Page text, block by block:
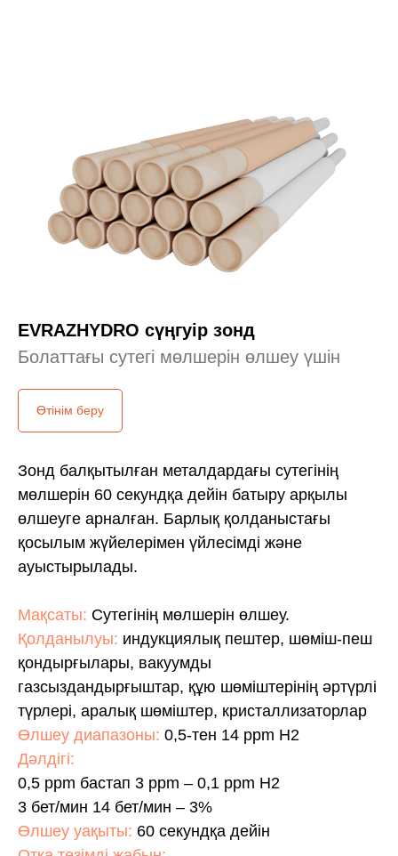
EVRAZHYDRO сүңгуір зонд
Болаттағы сутегі мөлшерін өлшеу үшін
Өтінім беру
Зонд балқытылған металдардағы сутегінің
мөлшерін 60 секундқа дейін батыру арқылы
өлшеуге арналған. Барлық қолданыстағы
қосылым жүйелерімен үйлесімді және
ауыстырылады.
Мақсаты: Сутегінің мөлшерін өлшеу.
Қолданылуы: индукциялық пештер, шөміш-пеш
қондырғылары, вакуумды
газсыздандырғыштар, құю шөміштерінің әртүрлі
түрлері, аралық шөміштер, кристаллизаторлар
Өлшеу диапазоны: 0,5-тен 14 ppm H2
Дәлдігі:
0,5 ppm бастап 3 ppm – 0,1 ppm H2
3 бет/мин 14 бет/мин – 3%
Өлшеу уақыты: 60 секундқа дейін